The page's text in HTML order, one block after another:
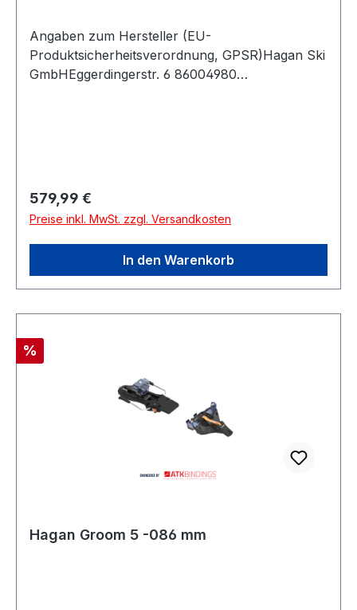
Angaben zum Hersteller (EU-
Produktsicherheitsverordnung, GPSR)Hagan Ski
GmbHEggerdingerstr. 6 86004980
Regulärer Preis:
579,99 €
Preise inkl. MwSt. zzgl. Versandkosten
In den Warenkorb
Rabatt
%
Hagan Groom 5 -086 mm